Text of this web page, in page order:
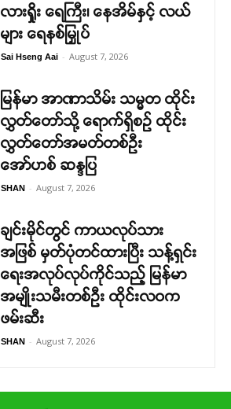
လားရှိုး ရေကြီး၊ နေအိမ်နှင့် လယ်
များ ရေနစ်မြှုပ်
Sai Hseng Aai - August 7, 2026
မြန်မာ အာဏာသိမ်း သမ္မတ ထိုင်း
လွှတ်တော်သို့ ရောက်ရှိစဉ် ထိုင်း
လွှတ်တော်အမတ်တစ်ဦး
အော်ဟစ် ဆန္ဒပြ
SHAN - August 7, 2026
ချင်းမိုင်တွင် ကာယလုပ်သား
အဖြစ် မှတ်ပုံတင်ထားပြီး သန့်ရှင်း
ရေးအလုပ်လုပ်ကိုင်သည့် မြန်မာ
အမျိုးသမီးတစ်ဦး ထိုင်းလဝက
ဖမ်းဆီး
SHAN - August 7, 2026